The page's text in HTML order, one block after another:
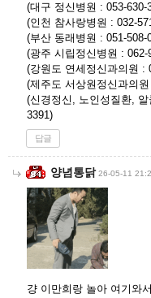
(대구 정신병원 : 053-630-
(인천 참사랑병원 : 032-
(부산 동래병원 : 051-508-
(광주 시립정신병원 : 062-
(강원도 연세정신과의원 :
(제주도 서상원정신과의
(신경정신, 노인성질환,
3391)
답글
양념통닭 26-05-11
걍 이만희랑 놀아 여기와